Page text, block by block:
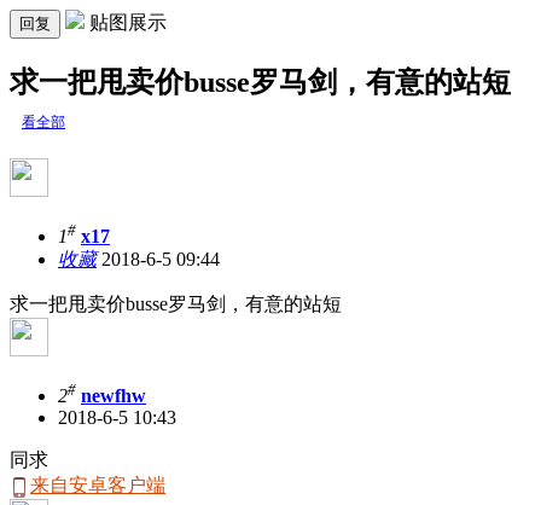
回复 贴图展示
求一把甩卖价busse罗马剑，有意的站短
看全部
1# x17
收藏2018-6-5 09:44
求一把甩卖价busse罗马剑，有意的站短
2# newfhw
2018-6-5 10:43
同求
来自安卓客户端